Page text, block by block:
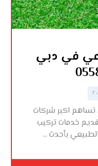
في دبي
اكبر شركات
خدمات تركيب
بأحدث ...